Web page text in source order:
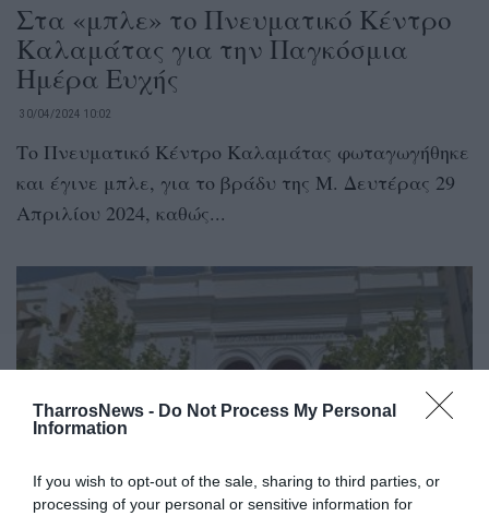
TharrosNews - Do Not Process My Personal
Information
If you wish to opt-out of the sale, sharing to third parties, or
processing of your personal or sensitive information for
Στα «μπλε» το Πνευματικό Κέντρο
Καλαμάτας για την Παγκόσμια
Ημέρα Ευχής
30/04/2024 10:02
Το Πνευματικό Κέντρο Καλαμάτας φωταγωγήθηκε
και έγινε μπλε, για το βράδυ της Μ. Δευτέρας 29
Απριλίου 2024, καθώς...